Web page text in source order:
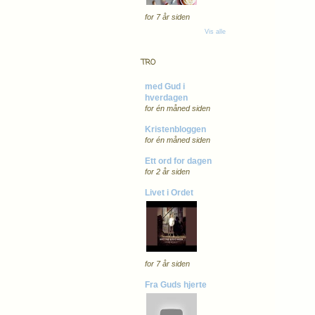
for 7 år siden
Vis alle
TRO
med Gud i
hverdagen
for én måned siden
Kristenbloggen
for én måned siden
Ett ord for dagen
for 2 år siden
Livet i Ordet
for 7 år siden
Fra Guds hjerte